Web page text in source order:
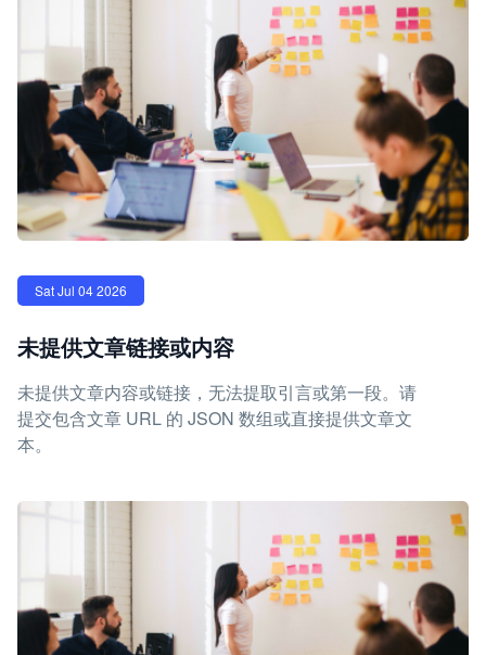
Sat Jul 04 2026
未提供文章链接或内容
未提供文章内容或链接，无法提取引言或第一段。请
提交包含文章 URL 的 JSON 数组或直接提供文章文
本。